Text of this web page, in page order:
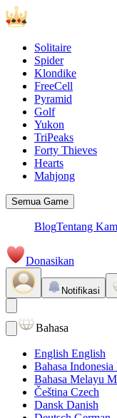
Solitaire
Spider
Klondike
FreeCell
Pyramid
Golf
Yukon
TriPeaks
Forty Thieves
Hearts
Mahjong
Semua Game
BlogTentang
Donasikan
Notifikasi
Bahasa
English English
Bahasa Indonesia
Bahasa Melayu
Čeština Czech
Dansk Danish